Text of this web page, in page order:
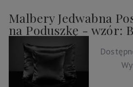
Malbery Jedwabna
na Poduszkę - wzór: